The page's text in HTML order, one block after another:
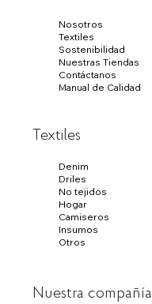
Nosotros
Textiles
Sostenibilidad
Nuestras Tiendas
Contáctanos
Manual de Calidad
Textiles
Denim
Driles
No tejidos
Hogar
Camiseros
Insumos
Otros
Nuestra compañía